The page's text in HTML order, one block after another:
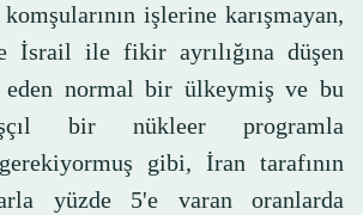
işlerine karışmayan,
İsrail ile fikir ayrılığına düşen
eden normal bir ülkeymiş ve bu
bir nükleer programla
gibi, İran tarafının
yüzde 5'e varan oranlarda